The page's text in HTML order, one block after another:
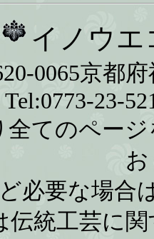
イノウエ
0065京都
全てのペー
必要な場合
伝統工芸に